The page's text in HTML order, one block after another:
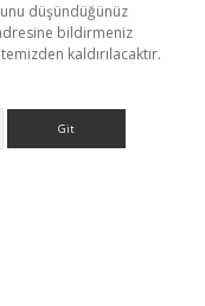
düşündüğünüz
bildirmeniz
kaldırılacaktır.